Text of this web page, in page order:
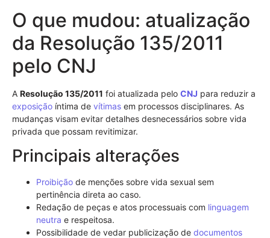
O que mudou: atualização
da Resolução 135/2011
pelo CNJ
A Resolução 135/2011 foi atualizada pelo CNJ para reduzir a
exposição íntima de vítimas em processos disciplinares. As
mudanças visam evitar detalhes desnecessários sobre vida
privada que possam revitimizar.
Principais alterações
Proibição de menções sobre vida sexual sem
pertinência direta ao caso.
Redação de peças e atos processuais com linguagem
neutra e respeitosa.
Possibilidade de vedar publicização de documentos